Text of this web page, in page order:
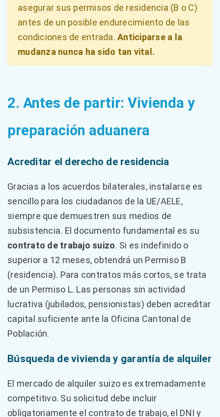
asegurar sus permisos de residencia (B o C)
antes de un posible endurecimiento de las
condiciones de entrada.Anticiparse a la
mudanza nunca ha sido tan vital.
2. Antes de partir: Vivienda y
preparación aduanera
Acreditar el derecho de residencia
Gracias a los acuerdos bilaterales, instalarse es
sencillo para los ciudadanos de la UE/AELE,
siempre que demuestren sus medios de
subsistencia. El documento fundamental es su
contrato de trabajo suizo. Si es indefinido o
superior a 12 meses, obtendrá un Permiso B
(residencia). Para contratos más cortos, se trata
de un Permiso L. Las personas sin actividad
lucrativa (jubilados, pensionistas) deben acreditar
capital suficiente ante la Oficina Cantonal de
Población.
Búsqueda de vivienda y garantía de alquiler
El mercado de alquiler suizo es extremadamente
competitivo. Su solicitud debe incluir
obligatoriamente el contrato de trabajo, el DNI y